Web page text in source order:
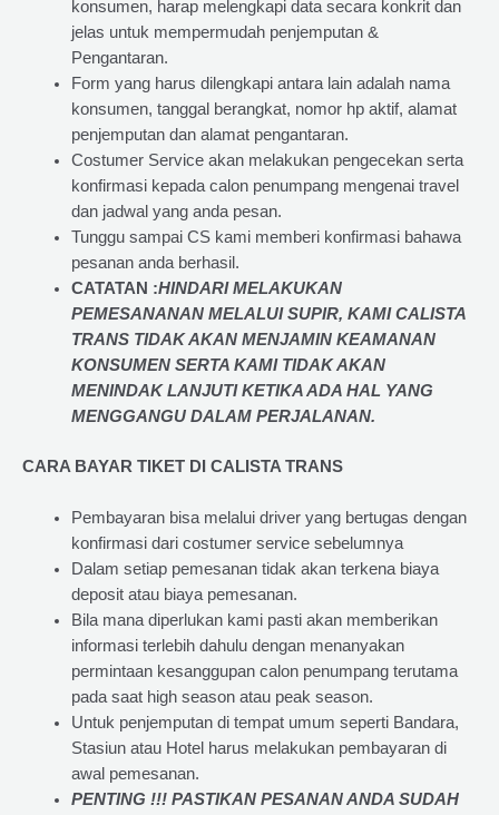
konsumen, harap melengkapi data secara konkrit dan
jelas untuk mempermudah penjemputan &
Pengantaran.
Form yang harus dilengkapi antara lain adalah nama
konsumen, tanggal berangkat, nomor hp aktif, alamat
penjemputan dan alamat pengantaran.
Costumer Service akan melakukan pengecekan serta
konfirmasi kepada calon penumpang mengenai travel
dan jadwal yang anda pesan.
Tunggu sampai CS kami memberi konfirmasi bahawa
pesanan anda berhasil.
CATATAN :HINDARI MELAKUKAN
PEMESANANAN MELALUI SUPIR, KAMICALISTA
TRANSTIDAK AKAN MENJAMINKEAMANAN
KONSUMEN SERTA KAMI TIDAK AKAN
MENINDAK LANJUTI KETIKA ADA HAL YANG
MENGGANGU DALAM PERJALANAN.
CARA BAYAR TIKET DI CALISTA TRANS
Pembayaran bisa melalui driver yang bertugas dengan
konfirmasi dari costumer service sebelumnya
Dalam setiap pemesanan tidak akan terkena biaya
deposit atau biaya pemesanan.
Bila mana diperlukan kami pasti akan memberikan
informasi terlebih dahulu dengan menanyakan
permintaan kesanggupan calon penumpang terutama
pada saat high season atau peak season.
Untuk penjemputan di tempat umum seperti Bandara,
Stasiun atau Hotel harus melakukan pembayaran di
awal pemesanan.
PENTING !!! PASTIKAN PESANAN ANDA SUDAH